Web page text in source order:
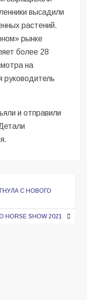
высадили
растений.
рынке
более 28
на
руководитель
и отправили
С НОВОГО
SHOW 2021